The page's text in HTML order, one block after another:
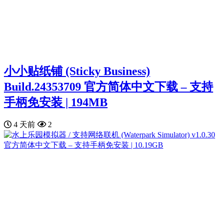
小小贴纸铺 (Sticky Business)
Build.24353709 官方简体中文下载 – 支持
手柄免安装 | 194MB
4 天前 2